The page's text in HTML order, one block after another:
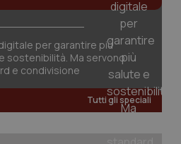
digitale per garantire più
e sostenibilità. Ma servono
e condivisione
Tutti gli speciali